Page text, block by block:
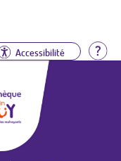
Accessibilité